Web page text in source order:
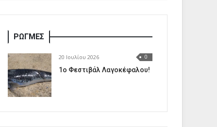
ΡΩΓΜΕΣ
20 Ιουλίου 2026 0
1o Φεστιβάλ Λαγοκέφαλου!